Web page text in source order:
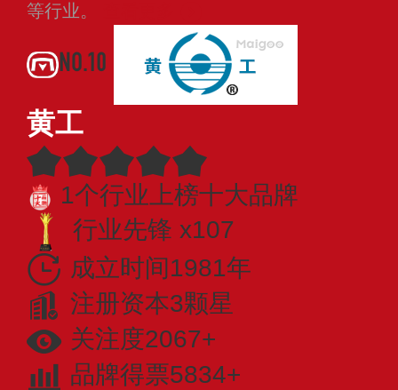
等行业。
NO.10
黄工
1个行业上榜十大品牌
行业先锋 x107
成立时间1981年
注册资本3颗星
关注度2067+
品牌得票5834+